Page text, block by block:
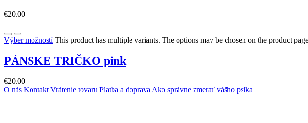
€20.00
Výber možností This product has multiple variants. The options may be chosen on the product page
PÁNSKE TRIČKO pink
€20.00
O nás KontaktVrátenie tovaru Platba a dopravaAko správne zmerať vášho psíka